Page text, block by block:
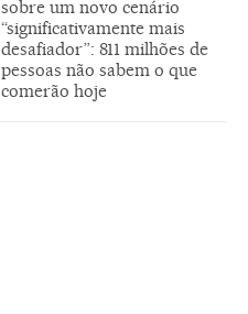
sobre um novo cenário
“significativamente mais
desafiador”: 811 milhões de
pessoas não sabem o que
comerão hoje